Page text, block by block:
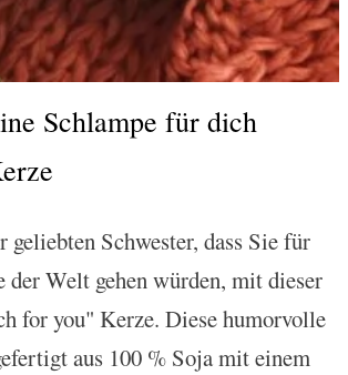
Schlampe für dich
geliebten Schwester, dass Sie für
der Welt gehen würden, mit dieser
for you" Kerze. Diese humorvolle
aus 100 % Soja mit einem